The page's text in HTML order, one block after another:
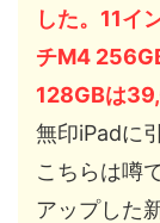
した。11イ
チM4
128GBは
無印iPadに
こちらは噂
アップした